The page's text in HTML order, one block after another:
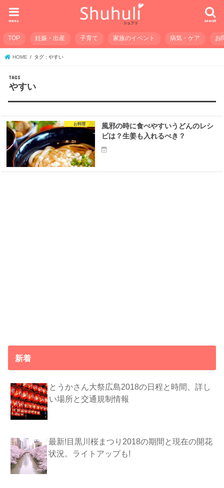
search
menu
TOP 妊娠・出産 子育て 家族のイベント 病気・ケア お
HOME タグ : やすい
やすい
お料理
風邪の時に食べやすいうどんのレシ
ピは？生姜も入れるべき？
新着
とうかさん大祭広島2018の日程と時間、詳し
い場所と交通規制情報
最新!目黒川桜まつり2018の期間と現在の開花
状況。ライトアップも!